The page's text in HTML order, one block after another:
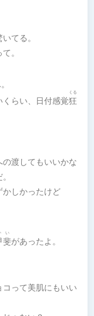
てる。
。
らい、日付感覚狂
くる
渡してもいいかな
かしかったけど
斐
い
があったよ。
コって美肌にもいい